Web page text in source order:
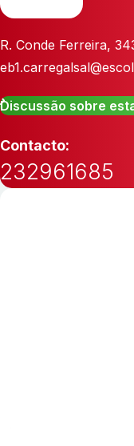
R. Conde Ferreira,
Discussão sobre
Contacto:
232961685